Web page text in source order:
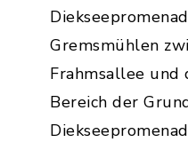
Gremsmühlen
Frahmsallee und
Bereich der